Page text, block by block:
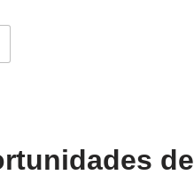
de